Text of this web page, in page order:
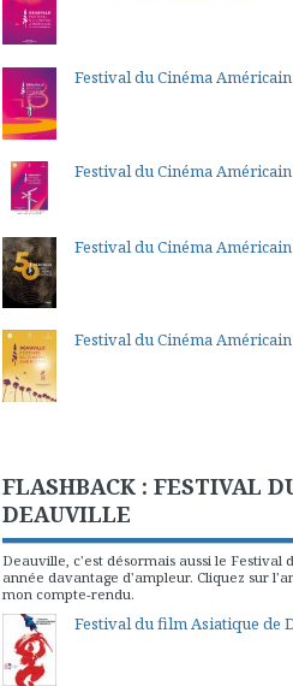
Festival du Cinéma
Festival du Cinéma
Festival du Cinéma
Festival du Cinéma
FLASHBACK : FESTIVAL
DEAUVILLE
Deauville, c'est désormais aussi le Festival
année davantage d'ampleur. Cliquez sur
mon compte-rendu.
Festival du film Asiatique de